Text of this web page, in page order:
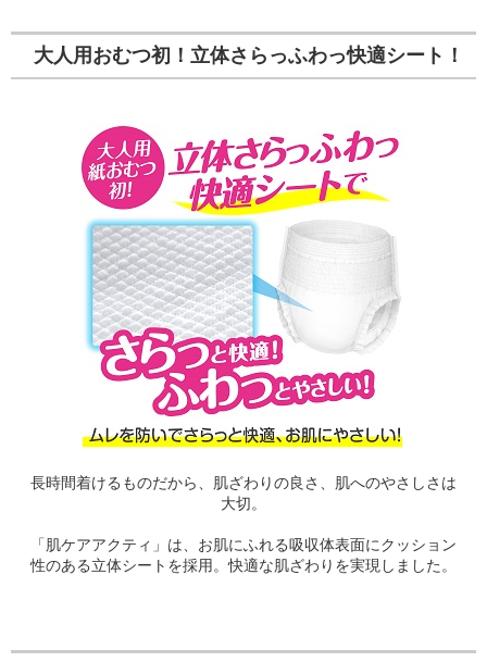
大人用おむつ初！立体さらっふわっ快適シート！
長時間着けるものだから、肌ざわりの良さ、肌へのやさしさは
大切。
「肌ケアアクティ」は、お肌にふれる吸収体表面にクッション
性のある立体シートを採用。快適な肌ざわりを実現しました。